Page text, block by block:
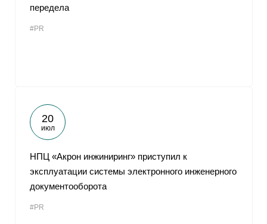
передела
#PR
20
июл
НПЦ «Акрон инжиниринг» приступил к
эксплуатации системы электронного инженерного
документооборота
#PR